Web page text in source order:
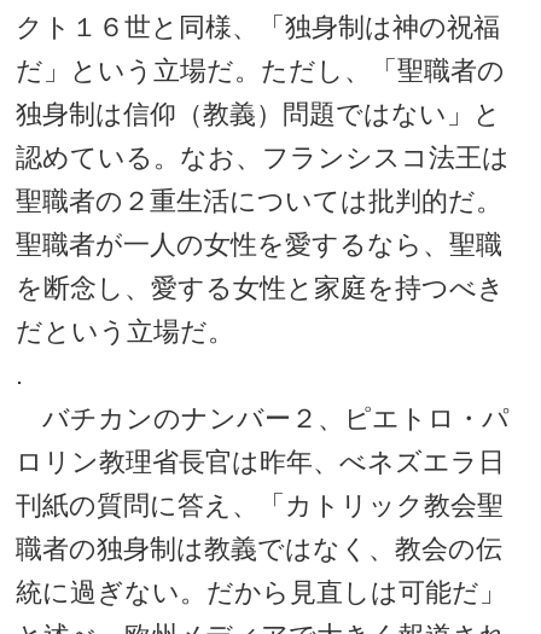
クト１６世と同様、「独身制は神の祝福
だ」という立場だ。ただし、「聖職者の
独身制は信仰（教義）問題ではない」と
認めている。なお、フランシスコ法王は
聖職者の２重生活については批判的だ。
聖職者が一人の女性を愛するなら、聖職
を断念し、愛する女性と家庭を持つべき
だという立場だ。
.
バチカンのナンバー２、ピエトロ・パ
ロリン教理省長官は昨年、べネズエラ日
刊紙の質問に答え、「カトリック教会聖
職者の独身制は教義ではなく、教会の伝
統に過ぎない。だから見直しは可能だ」